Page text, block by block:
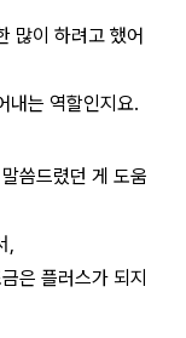
많이 하려고 했어
내는 역할인지요.
씀드렸던 게 도움
,
은 플러스가 되지